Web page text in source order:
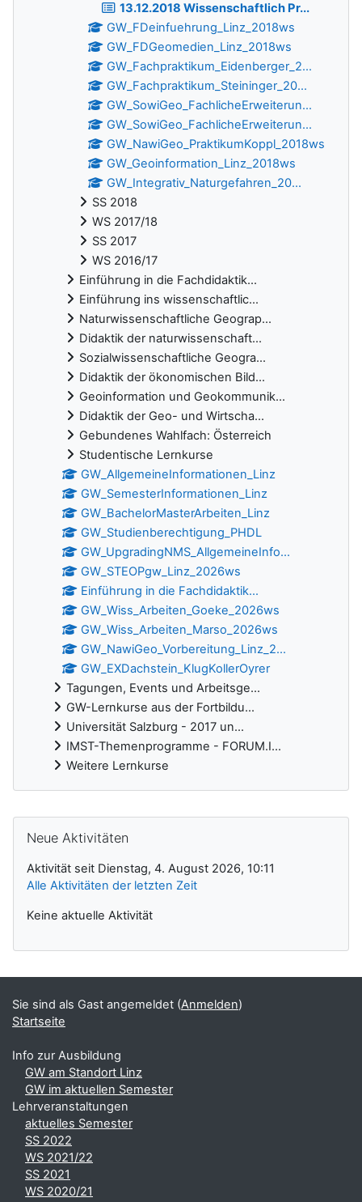
13.12.2018 Wissenschaftlich Pr...
GW_FDeinfuehrung_Linz_2018ws
GW_FDGeomedien_Linz_2018ws
GW_Fachpraktikum_Eidenberger_2...
GW_Fachpraktikum_Steininger_20...
GW_SowiGeo_FachlicheErweiterun...
GW_SowiGeo_FachlicheErweiterun...
GW_NawiGeo_PraktikumKoppl_2018ws
GW_Geoinformation_Linz_2018ws
GW_Integrativ_Naturgefahren_20...
SS 2018
WS 2017/18
SS 2017
WS 2016/17
Einführung in die Fachdidaktik...
Einführung ins wissenschaftlic...
Naturwissenschaftliche Geograp...
Didaktik der naturwissenschaft...
Sozialwissenschaftliche Geogra...
Didaktik der ökonomischen Bild...
Geoinformation und Geokommunik...
Didaktik der Geo- und Wirtscha...
Gebundenes Wahlfach: Österreich
Studentische Lernkurse
GW_AllgemeineInformationen_Linz
GW_SemesterInformationen_Linz
GW_BachelorMasterArbeiten_Linz
GW_Studienberechtigung_PHDL
GW_UpgradingNMS_AllgemeineInfo...
GW_STEOPgw_Linz_2026ws
Einführung in die Fachdidaktik...
GW_Wiss_Arbeiten_Goeke_2026ws
GW_Wiss_Arbeiten_Marso_2026ws
GW_NawiGeo_Vorbereitung_Linz_2...
GW_EXDachstein_KlugKollerOyrer
Tagungen, Events und Arbeitsge...
GW-Lernkurse aus der Fortbildu...
Universität Salzburg - 2017 un...
IMST-Themenprogramme - FORUM.I...
Weitere Lernkurse
Neue Aktivitäten
Aktivität seit Dienstag, 4. August 2026, 10:11
Alle Aktivitäten der letzten Zeit
Keine aktuelle Aktivität
Sie sind als Gast angemeldet (Anmelden)
Startseite
Info zur Ausbildung
GW am Standort Linz
GW im aktuellen Semester
Lehrveranstaltungen
aktuelles Semester
SS 2022
WS 2021/22
SS 2021
WS 2020/21